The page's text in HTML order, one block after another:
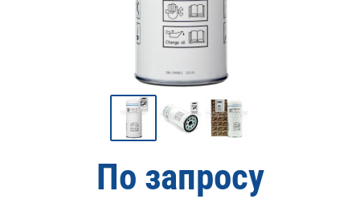
По запросу